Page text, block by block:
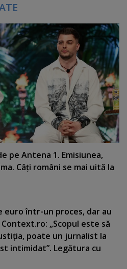
pe Antena 1. Emisiunea,
Câţi români se mai uită la
euro într-un proces, dar au
„Scopul este să
poate un jurnalist la
intimidat”. Legătura cu